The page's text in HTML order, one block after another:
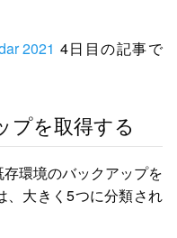
2021 4日目の記事で
プを取得する
環境のバックアップを
、大きく5つに分類され